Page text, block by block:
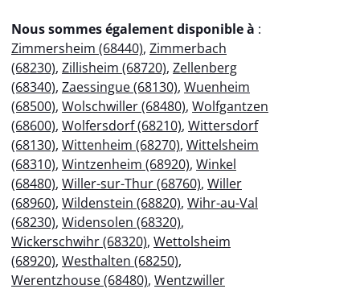
Nous sommes également disponible à :
Zimmersheim (68440), Zimmerbach
(68230), Zillisheim (68720), Zellenberg
(68340), Zaessingue (68130), Wuenheim
(68500), Wolschwiller (68480), Wolfgantzen
(68600), Wolfersdorf (68210), Wittersdorf
(68130), Wittenheim (68270), Wittelsheim
(68310), Wintzenheim (68920), Winkel
(68480), Willer-sur-Thur (68760), Willer
(68960), Wildenstein (68820), Wihr-au-Val
(68230), Widensolen (68320),
Wickerschwihr (68320), Wettolsheim
(68920), Westhalten (68250),
Werentzhouse (68480), Wentzwiller